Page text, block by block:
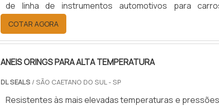
de linha de instrumentos automotivos para
crescimento frequente devido à procura
veículos. Com isso, os instrumentos para carros
evidência, seja nas .
COTAR AGORA
ANEIS ORINGS PARA ALTA TEMPERATURA
DL SEALS/ SÃO CAETANO DO SUL - SP
Resistentes às mais elevadas temperaturas e